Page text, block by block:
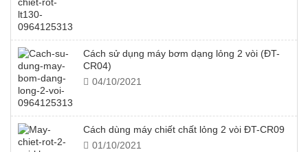
Cách sử dụng máy bơm dạng lỏng 2 vòi (ĐT-
CR04)
04/10/2021
Cách dùng máy chiết chất lỏng 2 vòi ĐT-CR09
01/10/2021